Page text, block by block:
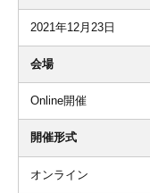
2021年12月23日
会場
Online開催
開催形式
オンライン